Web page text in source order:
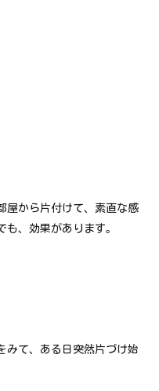
屋から片付けて、素直な感
、効果があります。
みて、ある日突然片づけ始